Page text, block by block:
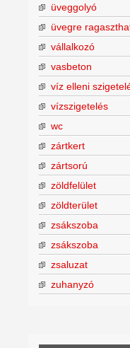
üveggolyó
üvegre
vállalkozó
vasbeton
víz elleni
vízszigetelés
wc
zártkert
zártsorú
zöldfelület
zöldterület
zsákszoba
zsákszoba
zsaluzat
zuhanyzó